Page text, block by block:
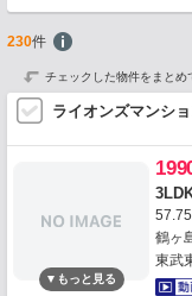
230件
チェックした物件をまとめ
ライオンズマンシ
鶴ヶ
東武